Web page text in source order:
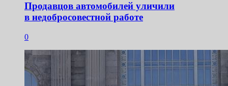
Продавцов автомобилей уличили
в недобросовестной работе
0